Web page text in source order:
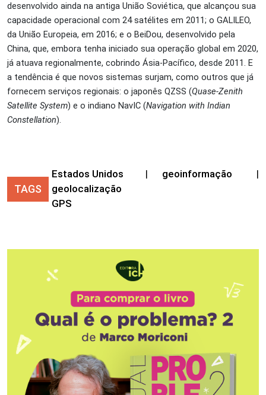
desenvolvido ainda na antiga União Soviética, que alcançou sua
capacidade operacional com 24 satélites em 2011; o GALILEO,
da União Europeia, em 2016; e o BeiDou, desenvolvido pela
China, que, embora tenha iniciado sua operação global em 2020,
já atuava regionalmente, cobrindo Ásia-Pacífico, desde 2011. E
a tendência é que novos sistemas surjam, como outros que já
fornecem serviços regionais: o japonês QZSS (Quase-Zenith
Satellite System) e o indiano NavIC (Navigation with Indian
Constellation).
TAGS
Estados Unidos | geoinformação
|
geolocalização
GPS